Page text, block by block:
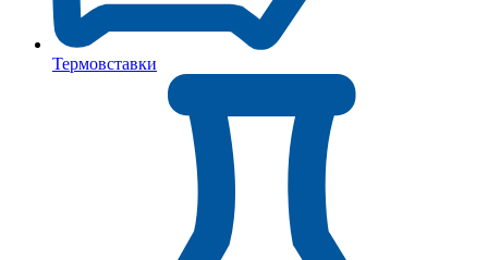
Термовставки